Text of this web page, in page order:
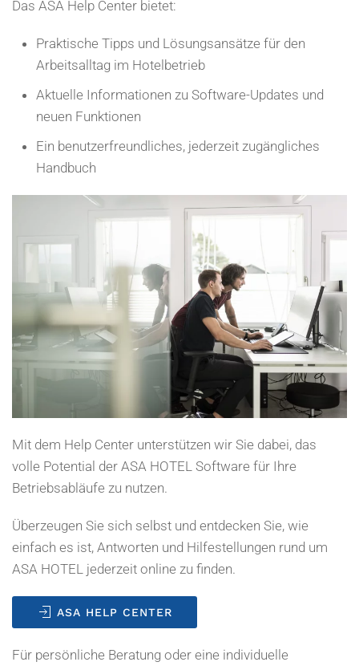
Das ASA Help Center bietet:
Praktische Tipps und Lösungsansätze für den
Arbeitsalltag im Hotelbetrieb
Aktuelle Informationen zu Software-Updates und
neuen Funktionen
Ein benutzerfreundliches, jederzeit zugängliches
Handbuch
Mit dem Help Center unterstützen wir Sie dabei, das
volle Potential der ASA HOTEL Software für Ihre
Betriebsabläufe zu nutzen.
Überzeugen Sie sich selbst und entdecken Sie, wie
einfach es ist, Antworten und Hilfestellungen rund um
ASA HOTEL jederzeit online zu finden.
ASA HELP CENTER
Für persönliche Beratung oder eine individuelle